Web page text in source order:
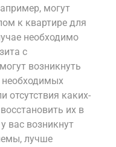
могут
к квартире для
необходимо
с
возникнуть
необходимых
отсутствия каких-
их в
вас возникнут
лучше